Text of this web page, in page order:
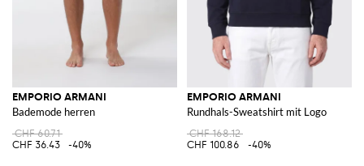
EMPORIO ARMANI
Bademode herren
CHF 60.71
CHF 36.43
-40%
EMPORIO ARMANI
Rundhals-Sweatshirt mit Logo
CHF 168.12
CHF 100.86
-40%